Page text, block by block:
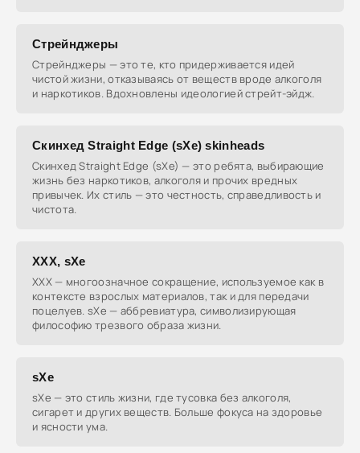
Стрейнджеры
Стрейнджеры — это те, кто придерживается идей
чистой жизни, отказываясь от веществ вроде алкоголя
и наркотиков. Вдохновлены идеологией стрейт-эйдж.
Скинхед Straight Edge (sXe) skinheads
Скинхед Straight Edge (sXe) — это ребята, выбирающие
жизнь без наркотиков, алкоголя и прочих вредных
привычек. Их стиль — это честность, справедливость и
чистота.
ХХХ, sXe
XXX — многоозначное сокращение, используемое как в
контексте взрослых материалов, так и для передачи
поцелуев. sXe — аббревиатура, символизирующая
философию трезвого образа жизни.
sXe
sXe — это стиль жизни, где тусовка без алкоголя,
сигарет и других веществ. Больше фокуса на здоровье
и ясности ума.